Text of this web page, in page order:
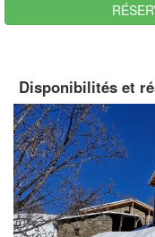
Disponibilités et